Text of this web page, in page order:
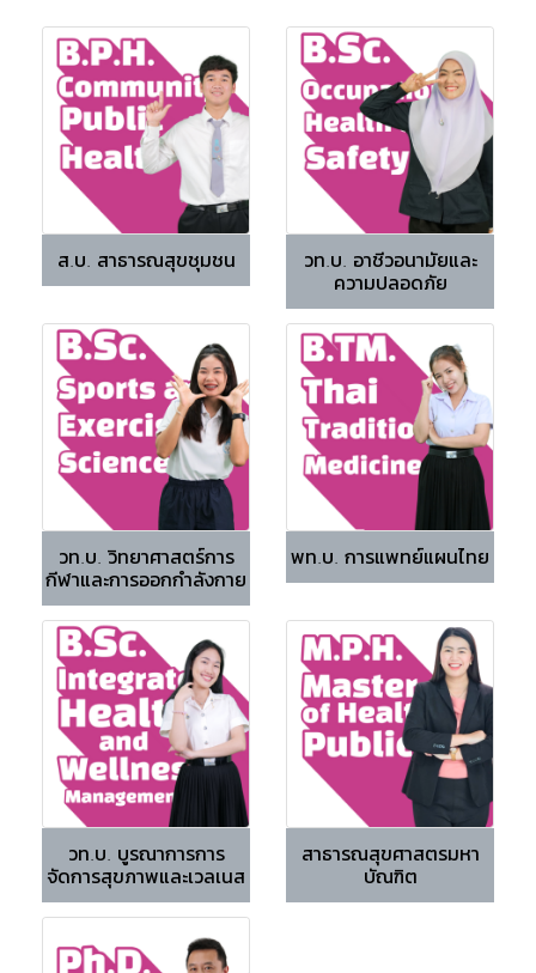
ส.บ. สาธารณสุขชุมชน
วท.บ. อาชีวอนามัยและ
ความปลอดภัย
วท.บ. วิทยาศาสตร์การ
กีฬาและการออกกำลังกาย
พท.บ. การแพทย์แผนไทย
วท.บ. บูรณาการการ
จัดการสุขภาพและเวลเนส
สาธารณสุขศาสตรมหา
บัณฑิต